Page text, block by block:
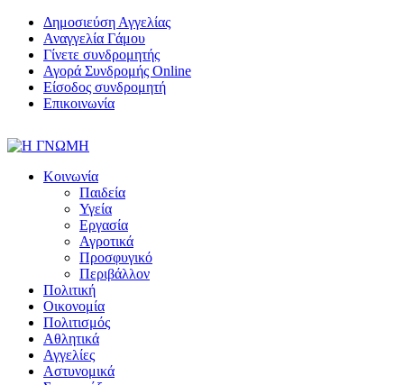
Δημοσιεύση Αγγελίας
Αναγγελία Γάμου
Γίνετε συνδρομητής
Αγορά Συνδρομής Online
Είσοδος συνδρομητή
Επικοινωνία
Κοινωνία
Παιδεία
Υγεία
Εργασία
Αγροτικά
Προσφυγικό
Περιβάλλον
Πολιτική
Οικονομία
Πολιτισμός
Αθλητικά
Αγγελίες
Αστυνομικά